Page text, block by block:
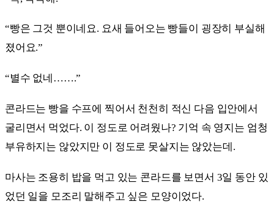
“빵은 그것 뿐이네요. 요새 들어오는 빵들이 굉장히 부실해
졌어요.”
“별수 없네…….”
콘라드는 빵을 수프에 찍어서 천천히 적신 다음 입안에서
굴리면서 먹었다. 이 정도로 어려웠나? 기억 속 영지는 엄청
부유하지는 않았지만 이 정도로 못살지는 않았는데.
마사는 조용히 밥을 먹고 있는 콘라드를 보면서 3일 동안 있
었던 일을 모조리 말해주고 싶은 모양이었다.